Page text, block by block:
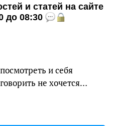
и статей на сайте
до 08:30
и себя
не хочется…